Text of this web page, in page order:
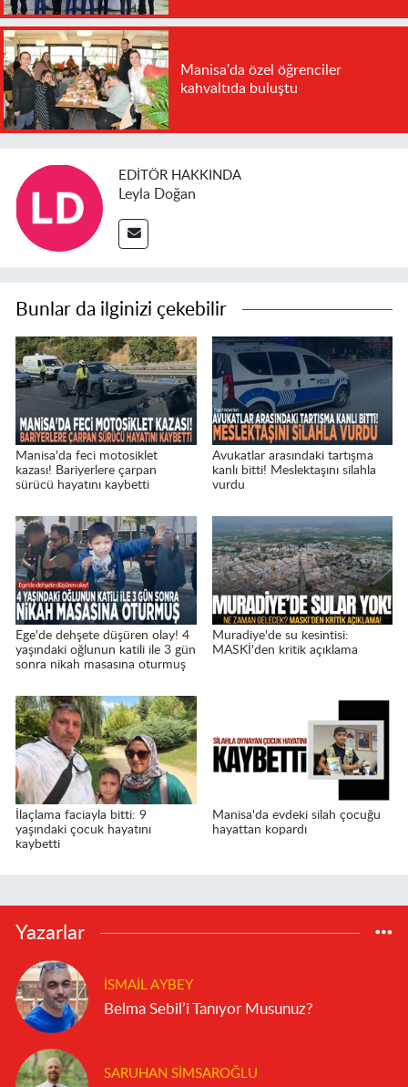
Manisa'da özel öğrenciler
kahvaltıda buluştu
EDITÖR HAKKINDA
Leyla Doğan
Bunlar da ilginizi çekebilir
Manisa'da feci motosiklet
kazası! Bariyerlere çarpan
sürücü hayatını kaybetti
Avukatlar arasındaki tartışma
kanlı bitti! Meslektaşını silahla
vurdu
Ege'de dehşete düşüren olay! 4
yaşındaki oğlunun katili ile 3 gün
sonra nikah masasına oturmuş
Muradiye'de su kesintisi:
MASKİ'den kritik açıklama
İlaçlama faciayla bitti: 9
yaşındaki çocuk hayatını
kaybetti
Manisa'da evdeki silah çocuğu
hayattan kopardı
Yazarlar
İSMAIL AYBEY
Belma Sebil’i Tanıyor Musunuz?
SARUHAN SIMSAROĞLU